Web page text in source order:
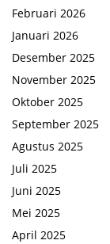
Februari 2026
Januari 2026
Desember 2025
November 2025
Oktober 2025
September 2025
Agustus 2025
Juli 2025
Juni 2025
Mei 2025
April 2025